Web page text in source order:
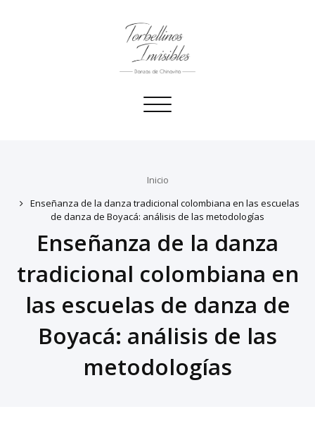
Toggle
Inicio
Enseñanza de la danza tradicional colombiana en las escuelas
de danza de Boyacá: análisis de las metodologías
Enseñanza de la danza
tradicional colombiana en
las escuelas de danza de
Boyacá: análisis de las
metodologías